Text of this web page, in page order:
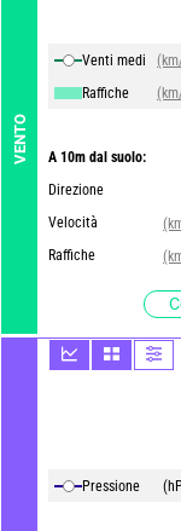
VENTO
Venti medi
Raffiche
A 10m dal suolo:
Direzione
Velocità
Raffiche
Pressione